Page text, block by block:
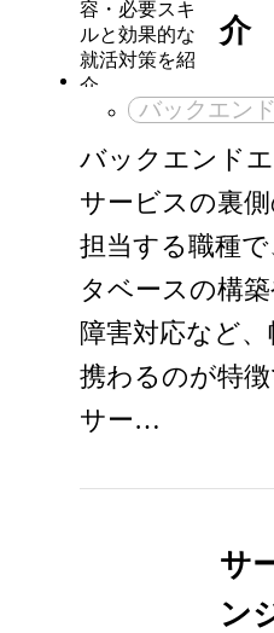
介
バックエン
バックエンド
サービスの裏
担当する職種
タベースの構
障害対応など
携わるのが特
サー…
サ
ン